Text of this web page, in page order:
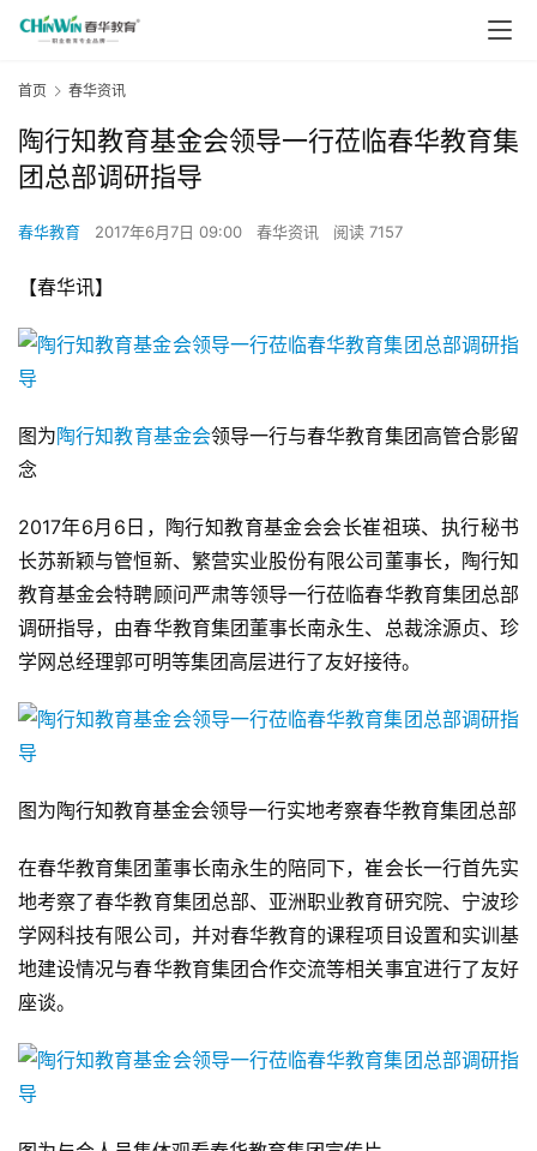
首页 春华资讯
陶行知教育基金会领导一行莅临春华教育集
团总部调研指导
春华教育 2017年6月7日 09:00 春华资讯 阅读 7157
【春华讯】
图为陶行知教育基金会领导一行与春华教育集团高管合影留
念
2017年6月6日，陶行知教育基金会会长崔祖瑛、执行秘书
长苏新颖与管恒新、繁营实业股份有限公司董事长，陶行知
教育基金会特聘顾问严肃等领导一行莅临春华教育集团总部
调研指导，由春华教育集团董事长南永生、总裁涂源贞、珍
学网总经理郭可明等集团高层进行了友好接待。
图为陶行知教育基金会领导一行实地考察春华教育集团总部
在春华教育集团董事长南永生的陪同下，崔会长一行首先实
地考察了春华教育集团总部、亚洲职业教育研究院、宁波珍
学网科技有限公司，并对春华教育的课程项目设置和实训基
地建设情况与春华教育集团合作交流等相关事宜进行了友好
座谈。